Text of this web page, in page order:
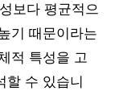
보다 평균적으
기 때문이라는
적 특성을 고
할 수 있습니